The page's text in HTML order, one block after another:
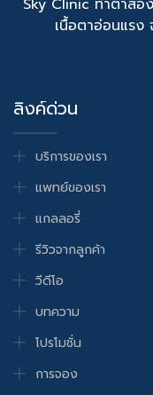
Sky Clinic ทำตาสอ
เนื้อตาอ่อนแรง
ลิงค์ด่วน
บริการของเรา
แพทย์ของเรา
แกลลอรี่
รีวิวจากลูกค้า
วีดีโอ
บทความ
โปรโมชั่น
การจอง